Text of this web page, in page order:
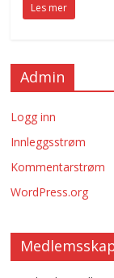
Les mer
Admin
Logg inn
Innleggsstrøm
Kommentarstrøm
WordPress.org